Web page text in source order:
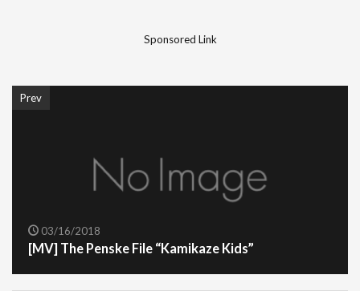
Sponsored Link
Prev
03/16/2018
[MV] The Penske File “Kamikaze Kids”